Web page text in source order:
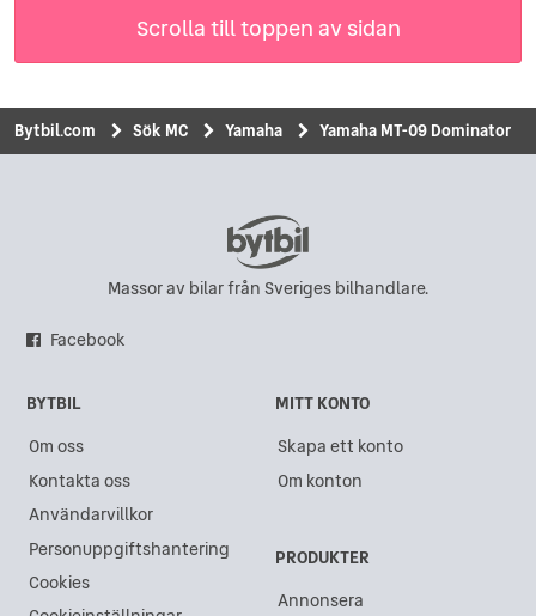
Scrolla till toppen av sidan
Bytbil.com Sök MC Yamaha Yamaha MT-09 Dominator
Massor av bilar från Sveriges bilhandlare.
Facebook
BYTBIL
Om oss
Kontakta oss
Användarvillkor
Personuppgiftshantering
Cookies
MITT KONTO
Skapa ett konto
Om konton
PRODUKTER
Annonsera